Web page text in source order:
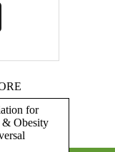
for
& Obesity